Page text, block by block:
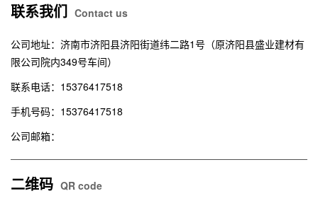
联系我们 Contact us
公司地址：济南市济阳县济阳街道纬二路1号（原济阳县盛业建材有
限公司院内349号车间）
联系电话：15376417518
手机号码：15376417518
公司邮箱：
二维码 QR code